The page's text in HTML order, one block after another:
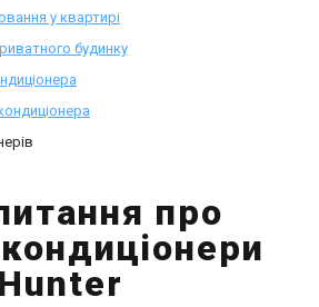
у квартирі
будинку
про
кондиціонери